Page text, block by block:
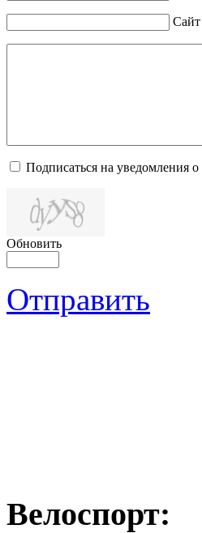
Сайт
Подписаться на уведомления
Обновить
Отправить
Велоспорт: